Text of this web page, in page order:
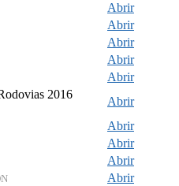
Abrir
Abrir
Abrir
Abrir
Abrir
2016
Abrir
Abrir
Abrir
Abrir
Abrir